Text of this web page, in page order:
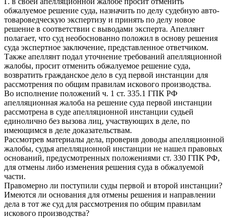
обжалуемое решение суда, назначить по делу судебную авто-
товароведческую экспертизу и принять по делу новое
решение в соответствии с выводами эксперта. Апеллянт
полагает, что суд необоснованно положил в основу решения
суда экспертное заключение, представленное ответчиком.
Также апеллянт подал уточнение требований апелляционной
жалобы, просит отменить обжалуемое решение суда,
возвратить гражданское дело в суд первой инстанции для
рассмотрения по общим правилам искового производства.
Во исполнение положений ч. 1 ст. 335.1 ГПК РФ
апелляционная жалоба на решение суда первой инстанции
рассмотрена в суде апелляционной инстанции судьей
единолично без вызова лиц, участвующих в деле, по
имеющимся в деле доказательствам.
Рассмотрев материалы дела, проверив доводы апелляционной
жалобы, судья апелляционной инстанции не нашел правовых
оснований, предусмотренных положениями ст. 330 ГПК РФ,
для отмены либо изменения решения суда в обжалуемой
части.
Правомерно ли поступили суды первой и второй инстанции?
Имеются ли основания для отмены решения и направлении
дела в тот же суд для рассмотрения по общим правилам
искового производства?